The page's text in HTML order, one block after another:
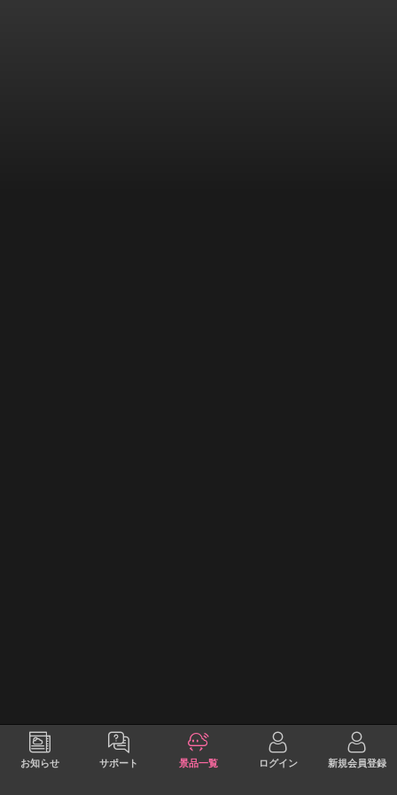
お知らせ サポート 景品一覧 ログイン 新規会員登録